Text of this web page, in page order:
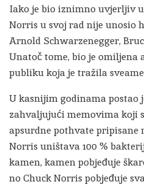
Iako je bio iznimno uvjerljiv
Norris u svoj rad nije unosio
Arnold Schwarzenegger,
Unatoč tome, bio je omiljena
publiku koja je tražila
U kasnijim godinama postao
zahvaljujući memovima koji
apsurdne pothvate pripisane
Norris uništava 100 %
kamen, kamen pobjeđuje
no Chuck Norris pobjeđuje